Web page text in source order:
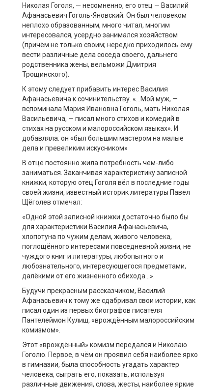
Николая Гоголя, — несомненно, его отец — Василий
Афанасьевич Гоголь-Яновский. Он был человеком
неплохо образованным, много читал, многим
интересовался, усердно занимался хозяйством
(причём не только своим; нередко приходилось ему
вести различные дела соседа своего, дальнего
родственника жены, вельможи Дмитрия
Трощинского).
К этому следует прибавить интерес Василия
Афанасьевича к сочинительству. «…Мой муж, —
вспоминала Мария Ивановна Гоголь, мать Николая
Васильевича, — писал много стихов и комедий в
стихах на русском и малороссийском языках». И
добавляла: он «был большим мастером на малые
дела и превеликим искусником»
В отце постоянно жила потребность чем-либо
заниматься. Заканчивая характеристику записной
книжки, которую отец Гоголя вёл в последние годы
своей жизни, известный историк литературы Павел
Щёголев отмечал:
«Одной этой записной книжки достаточно было бы
для характеристики Василия Афанасьевича,
хлопотуна по чужим делам, живого человека,
поглощённого интересами повседневной жизни, не
чуждого книг и литературы, любопытного и
любознательного, интересующегося предметами,
далёкими от его жизненного обихода…».
Будучи прекрасным рассказчиком, Василий
Афанасьевич к тому же сдабривал свои истории, как
писал один из первых биографов писателя
Пантелеймон Кулиш, «врождённым малороссийским
комизмом».
Этот «врождённый» комизм передался и Николаю
Гоголю. Первое, в чём он проявил себя наиболее ярко
в гимназии, была способность угадать характер
человека, сыграть его, показать, используя
различные движения, слова, жесты, наиболее яркие